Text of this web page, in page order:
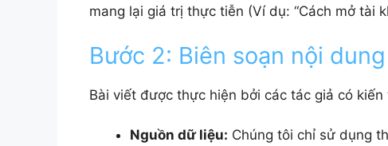
mang lại giá trị thực tiễn (Ví dụ: “Cách mở tài
Bước 2: Biên soạn nội
Bài viết được thực hiện bởi các tác giả có
Nguồn dữ liệu: Chúng tôi chỉ sử dụng